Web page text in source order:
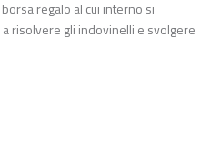
regalo al cui interno si
risolvere gli indovinelli e svolgere